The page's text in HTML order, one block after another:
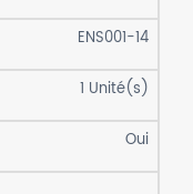
ENS001-14
1 Unité(s)
Oui